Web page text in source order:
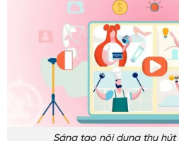
Sáng tạo nội dung thu hút